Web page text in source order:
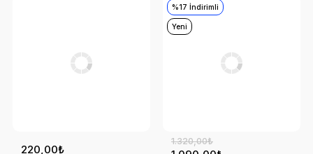
220,00₺
%17 İndirimli
Yeni
1.320,00₺